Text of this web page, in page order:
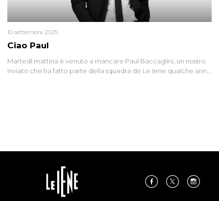
Ciao Paul
10 settembre 2025
Martedì mattina è venuto a mancare Paul Baccaglini, un nostro
inviato che ha fatto parte della squadra de Le Iene qualche anno